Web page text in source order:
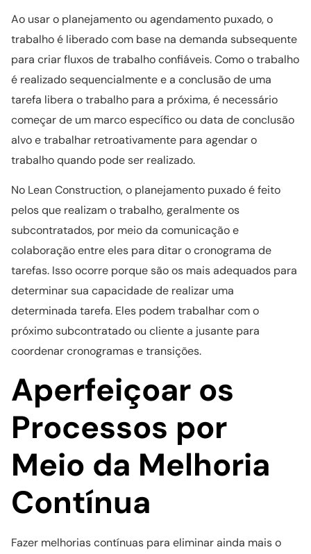
Ao usar o planejamento ou agendamento puxado, o
trabalho é liberado com base na demanda subsequente
para criar fluxos de trabalho confiáveis. Como o trabalho
é realizado sequencialmente e a conclusão de uma
tarefa libera o trabalho para a próxima, é necessário
começar de um marco específico ou data de conclusão
alvo e trabalhar retroativamente para agendar o
trabalho quando pode ser realizado.
No Lean Construction, o planejamento puxado é feito
pelos que realizam o trabalho, geralmente os
subcontratados, por meio da comunicação e
colaboração entre eles para ditar o cronograma de
tarefas. Isso ocorre porque são os mais adequados para
determinar sua capacidade de realizar uma
determinada tarefa. Eles podem trabalhar com o
próximo subcontratado ou cliente a jusante para
coordenar cronogramas e transições.
Aperfeiçoar os
Processos por
Meio da Melhoria
Contínua
Fazer melhorias contínuas para eliminar ainda mais o